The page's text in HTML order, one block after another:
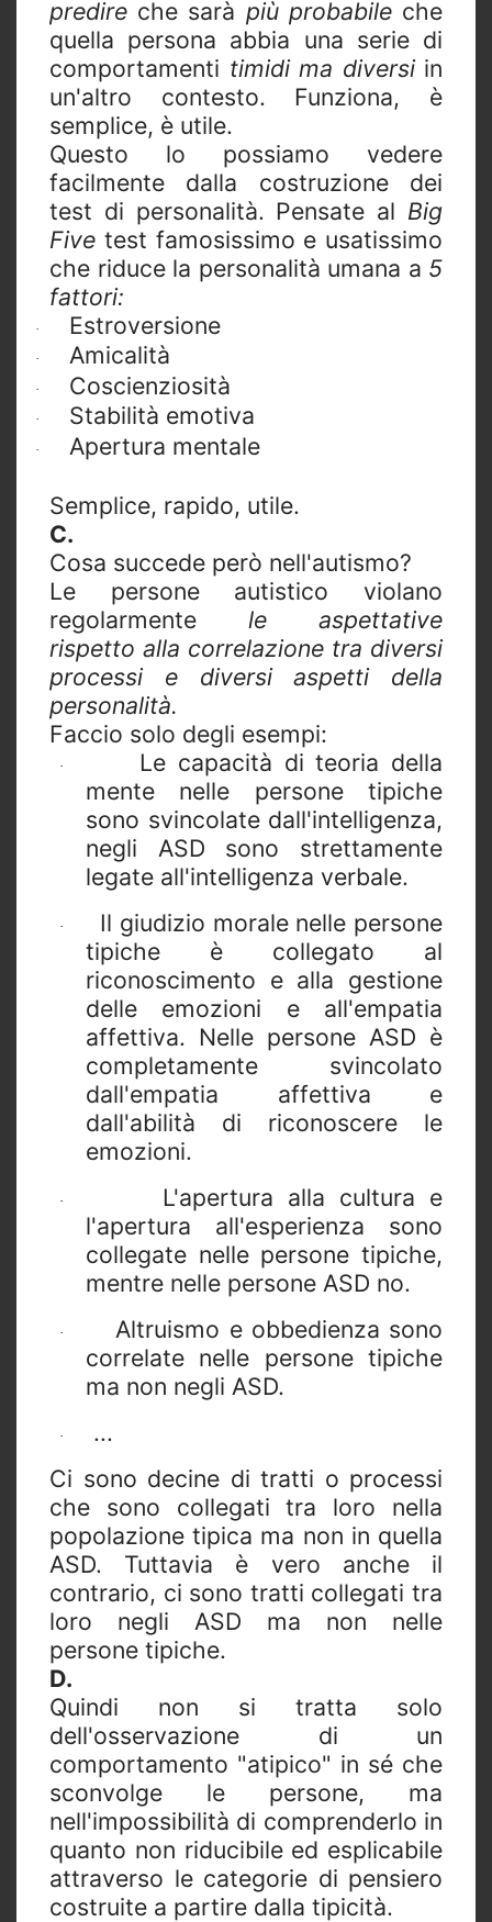
predire che sarà più probabileche
quella persona abbia una serie di
comportamenti timidi ma diversiin
un'altro contesto. Funziona, è
semplice, è utile.
Questo lo possiamo vedere
facilmente dalla costruzione dei
test di personalità. Pensate al Big
Five test famosissimo e usatissimo
che riduce la personalità umana a 5
fattori:
· Estroversione
· Amicalità
· Coscienziosità
· Stabilità emotiva
· Apertura mentale
Semplice, rapido, utile.
C.
Cosa succede però nell'autismo?
Le persone autistico violano
regolarmente le aspettative
rispetto alla correlazione tra diversi
processi e diversi aspetti della
personalità.
Faccio solo degli esempi:
·
Le capacità di teoria della
mente nelle persone tipiche
sono svincolate dall'intelligenza,
negli ASD sono strettamente
legate all'intelligenza verbale.
·
Il giudizio morale nelle persone
tipiche è collegato al
riconoscimento e alla gestione
delle emozioni e all'empatia
affettiva. Nelle persone ASD è
completamente svincolato
dall'empatia affettiva e
dall'abilità di riconoscere le
emozioni.
·
L'apertura alla cultura e
l'apertura all'esperienza sono
collegate nelle persone tipiche,
mentre nelle persone ASD no.
·
Altruismo e obbedienza sono
correlate nelle persone tipiche
ma non negli ASD.
·
...
Ci sono decine di tratti o processi
che sono collegati tra loro nella
popolazione tipica ma non in quella
ASD. Tuttavia è vero anche il
contrario, ci sono tratti collegati tra
loro negli ASD ma non nelle
persone tipiche.
D.
Quindi non si tratta solo
dell'osservazione di un
comportamento "atipico" in sé che
sconvolge le persone, ma
nell'impossibilità di comprenderlo in
quanto non riducibile ed esplicabile
attraverso le categorie di pensiero
costruite a partire dalla tipicità.